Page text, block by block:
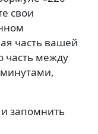
свои
часть вашей
часть между
запомнить